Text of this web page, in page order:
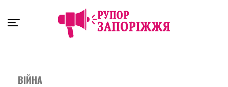
ВІЙНА
Exit mobile version